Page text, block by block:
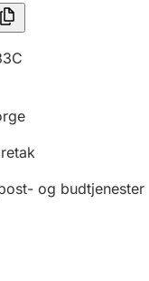
og budtjenester